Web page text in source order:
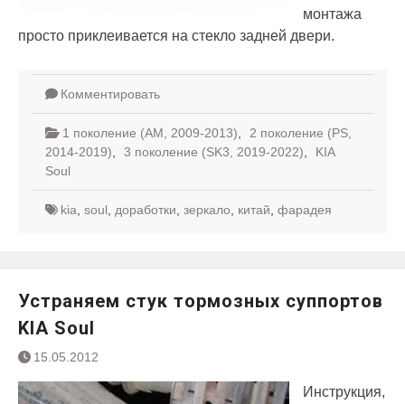
монтажа
просто приклеивается на стекло задней двери.
Комментировать
1 поколение (AM, 2009-2013)
2 поколение (PS,
2014-2019)
3 поколение (SK3, 2019-2022)
KIA
Soul
kia soul доработки зеркало китай фарадея
Устраняем стук тормозных суппортов
KIA Soul
15.05.2012
Инструкция,